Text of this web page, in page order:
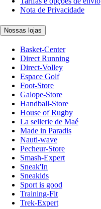
Nota de Privacidade
Nossas lojas
Basket-Center
Direct Running
Direct-Volley
Espace Golf
Foot-Store
Galope-Store
Handball-Store
House of Rugby
La sellerie de Maé
Made in Paradis
Nauti-wave
Pecheur-Store
Smash-Expert
Sneak'In
Sneakids
Sport is good
Training-Fit
Trek-Expert